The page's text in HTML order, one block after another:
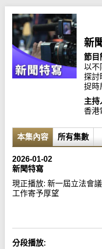
c
h
新
節目
以不
探討
捉時
主持
香港
本集內容 所有集數
2026-01-02
新聞特寫
現正播放: 新一屆立法會
工作寄予厚望
分段播放: